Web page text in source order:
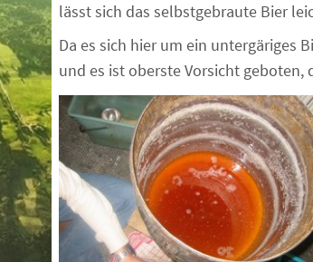
lässt sich das selbstgebraute Bier
Da es sich hier um ein untergäriges
und es ist oberste Vorsicht